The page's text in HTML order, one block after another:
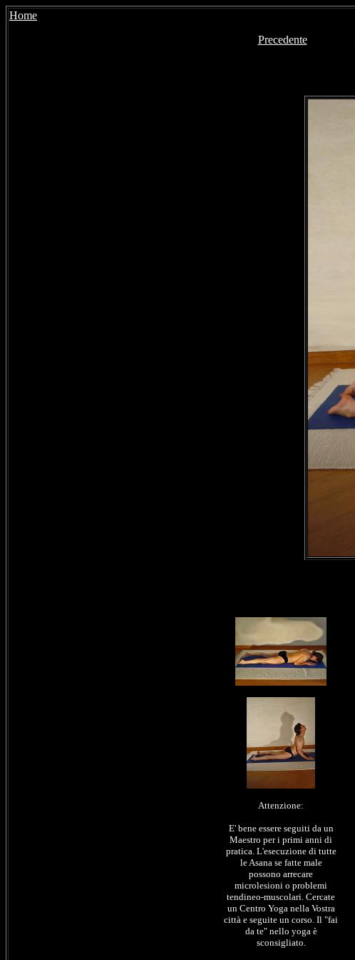
Home
Precedente
Attenzione:
E' bene essere seguiti da un
Maestro per i primi anni di
pratica. L'esecuzione di tutte
le Asana se fatte male
possono arrecare
microlesioni o problemi
tendineo-muscolari. Cercate
un Centro Yoga nella Vostra
città e seguite un corso. Il "fai
da te" nello yoga è
sconsigliato.